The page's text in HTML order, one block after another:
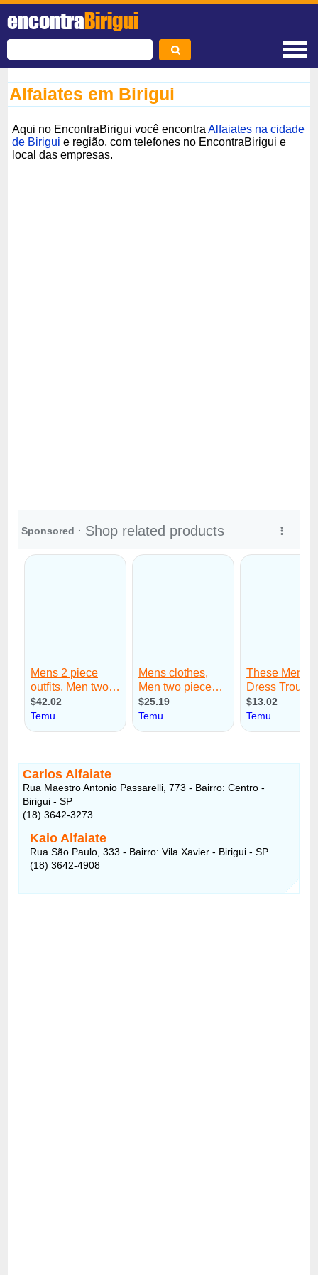
encontraBirigui
Alfaiates em Birigui
Aqui no EncontraBirigui você encontraAlfaiates na cidade
de Birigui e região, com telefones no EncontraBirigui e
local das empresas.
Carlos Alfaiate
Rua Maestro Antonio Passarelli, 773 - Bairro: Centro -
Birigui - SP
(18) 3642-3273
Kaio Alfaiate
Rua São Paulo, 333 - Bairro: Vila Xavier - Birigui - SP
(18) 3642-4908